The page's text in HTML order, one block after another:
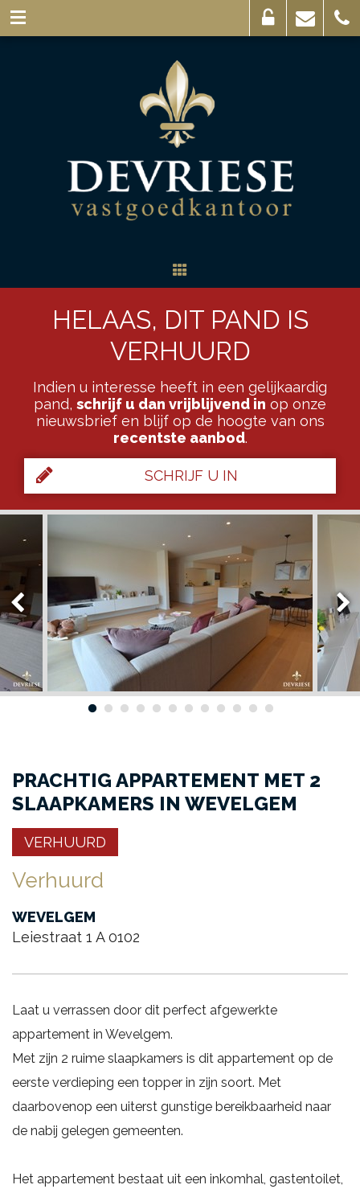
HELAAS, DIT PAND IS
VERHUURD
Indien u interesse heeft in een gelijkaardig
pand, schrijf u dan vrijblijvend in op onze
nieuwsbrief en blijf op de hoogte van ons
recentste aanbod.
SCHRIJF U IN
PRACHTIG APPARTEMENT MET 2
SLAAPKAMERS IN WEVELGEM
VERHUURD
Verhuurd
WEVELGEM
Leiestraat 1 A 0102
Laat u verrassen door dit perfect afgewerkte
appartement in Wevelgem.
Met zijn 2 ruime slaapkamers is dit appartement op de
eerste verdieping een topper in zijn soort. Met
daarbovenop een uiterst gunstige bereikbaarheid naar
de nabij gelegen gemeenten.
Het appartement bestaat uit een inkomhal, gastentoilet,